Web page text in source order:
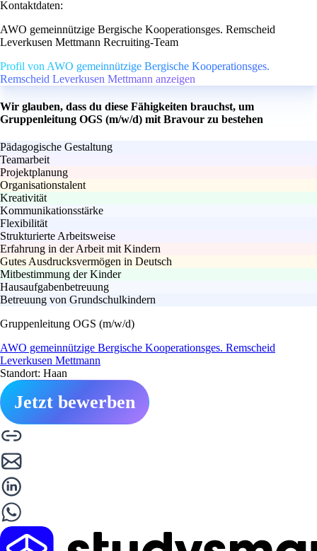
Kontaktdaten:
AWO gemeinnützige Bergische Kooperationsges. Remscheid
Leverkusen Mettmann Recruiting-Team
Profil von AWO gemeinnützige Bergische Kooperationsges.
Remscheid Leverkusen Mettmann anzeigen
Wir glauben, dass du diese Fähigkeiten brauchst, um
Gruppenleitung OGS (m/w/d) mit Bravour zu bestehen
Pädagogische Gestaltung
Teamarbeit
Projektplanung
Organisationstalent
Kreativität
Kommunikationsstärke
Flexibilität
Strukturierte Arbeitsweise
Erfahrung in der Arbeit mit Kindern
Gutes Ausdrucksvermögen in Deutsch
Mitbestimmung der Kinder
Hausaufgabenbetreuung
Betreuung von Grundschulkindern
Gruppenleitung OGS (m/w/d)
AWO gemeinnützige Bergische Kooperationsges. Remscheid
Leverkusen Mettmann
Standort: Haan
Jetzt bewerben